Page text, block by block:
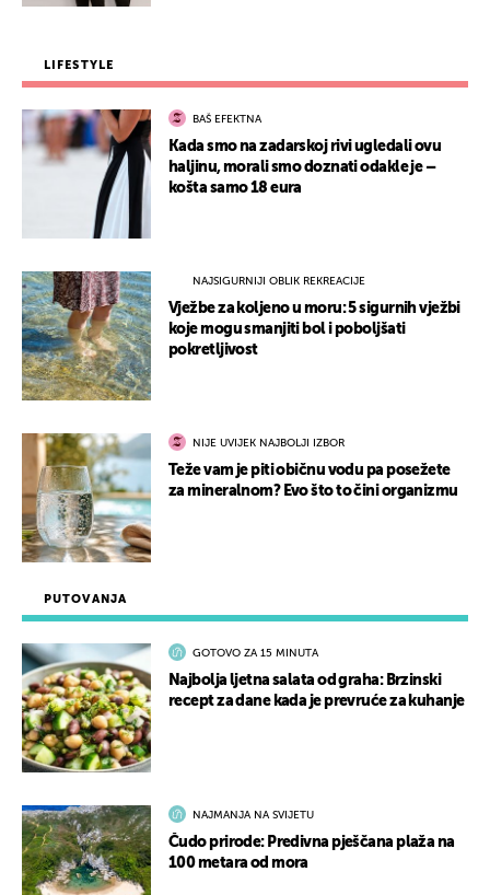
PUTOVANJA
GOTOVO ZA 15 MINUTA
Najbolja ljetna salata od graha: Brzinski
recept za dane kada je prevruće za kuhanje
NAJMANJA NA SVIJETU
Čudo prirode: Predivna pješčana plaža na
100 metara od mora
LIFESTYLE
BAŠ EFEKTNA
Kada smo na zadarskoj rivi ugledali ovu
haljinu, morali smo doznati odakle je –
košta samo 18 eura
NAJSIGURNIJI OBLIK REKREACIJE
Vježbe za koljeno u moru: 5 sigurnih vježbi
koje mogu smanjiti bol i poboljšati
pokretljivost
NIJE UVIJEK NAJBOLJI IZBOR
Teže vam je piti običnu vodu pa posežete
za mineralnom? Evo što to čini organizmu